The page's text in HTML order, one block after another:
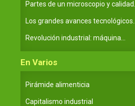
Partes de un microscopio y calidad...
Los grandes avances tecnológicos...
Revolución industrial: máquina...
En Varios
Pirámide alimenticia
Capitalismo industrial